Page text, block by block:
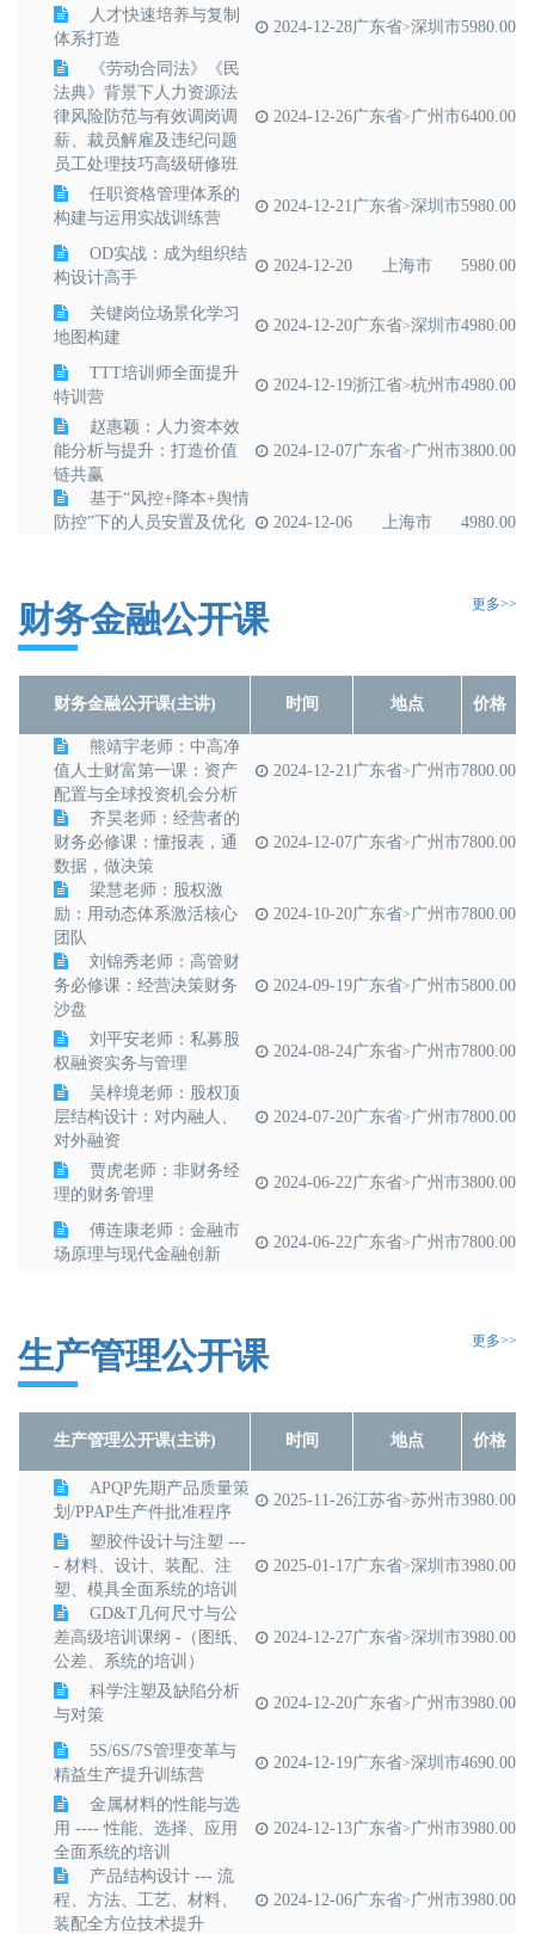
人才快速培养与复制
体系打造
2024-12-28广东省>深圳市5980.00
《劳动合同法》《民
法典》背景下人力资源法
律风险防范与有效调岗调
薪、裁员解雇及违纪问题
员工处理技巧高级研修班
2024-12-26广东省>广州市6400.00
任职资格管理体系的
构建与运用实战训练营
2024-12-21广东省>深圳市5980.00
OD实战：成为组织结
构设计高手
2024-12-20 上海市 5980.00
关键岗位场景化学习
地图构建
2024-12-20广东省>深圳市4980.00
TTT培训师全面提升
特训营
2024-12-19浙江省>杭州市4980.00
赵惠颖：人力资本效
能分析与提升：打造价值
链共赢
2024-12-07广东省>广州市3800.00
基于“风控+降本+舆情
防控”下的人员安置及优化
2024-12-06 上海市 4980.00
驱动人效提升
百炼成金——经验萃
财务金融公开课 更多>>
财务金融公开课(主讲) 时间 地点 价格
熊靖宇老师：中高净
值人士财富第一课：资产
配置与全球投资机会分析
2024-12-21广东省>广州市7800.00
齐昊老师：经营者的
财务必修课：懂报表，通
数据，做决策
2024-12-07广东省>广州市7800.00
梁慧老师：股权激
励：用动态体系激活核心
团队
2024-10-20广东省>广州市7800.00
刘锦秀老师：高管财
务必修课：经营决策财务
沙盘
2024-09-19广东省>广州市5800.00
刘平安老师：私募股
权融资实务与管理
2024-08-24广东省>广州市7800.00
吴梓境老师：股权顶
层结构设计：对内融人、
对外融资
2024-07-20广东省>广州市7800.00
贾虎老师：非财务经
理的财务管理
2024-06-22广东省>广州市3800.00
傅连康老师：金融市
场原理与现代金融创新
2024-06-22广东省>广州市7800.00
孙红伟老师：经济金
融形式下的产业机遇与挑
战
生产管理公开课 更多>>
生产管理公开课(主讲) 时间 地点 价格
APQP先期产品质量策
划/PPAP生产件批准程序
2025-11-26江苏省>苏州市3980.00
塑胶件设计与注塑 ---
- 材料、设计、装配、注
塑、模具全面系统的培训
2025-01-17广东省>深圳市3980.00
GD&T几何尺寸与公
差高级培训课纲 -（图纸、
公差、系统的培训）
2024-12-27广东省>深圳市3980.00
科学注塑及缺陷分析
与对策
2024-12-20广东省>广州市3980.00
5S/6S/7S管理变革与
精益生产提升训练营
2024-12-19广东省>深圳市4690.00
金属材料的性能与选
用 ---- 性能、选择、应用
全面系统的培训
2024-12-13广东省>广州市3980.00
产品结构设计 --- 流
程、方法、工艺、材料、
装配全方位技术提升
2024-12-06广东省>广州市3980.00